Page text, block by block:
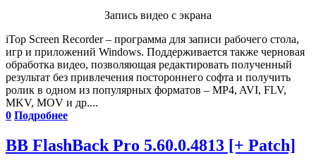
Запись видео с экрана
iTop Screen Recorder – программа для записи рабочего стола,
игр и приложений Windows. Поддерживается также черновая
обработка видео, позволяющая редактировать полученный
результат без привлечения постороннего софта и получить
ролик в одном из популярных форматов – MP4, AVI, FLV,
MKV, MOV и др....
0 Подробнее
BB FlashBack Pro 5.60.0.4813 [+ Patch]